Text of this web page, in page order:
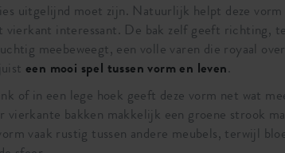
uitgelijnd moet zijn. Natuurlijk helpt deze vorm
interessant. De bak zelf geeft richting,
meebeweegt, een volle varen die royaal
een mooi spel tussen vorm en leven.
of in een lege hoek geeft deze vorm net wat
bakken makkelijk een groene strook
vaak rustig tussen andere meubels, terwijl